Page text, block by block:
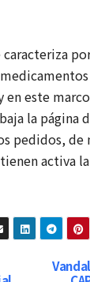
caracteriza
en este
la página
pedidos, de
activa